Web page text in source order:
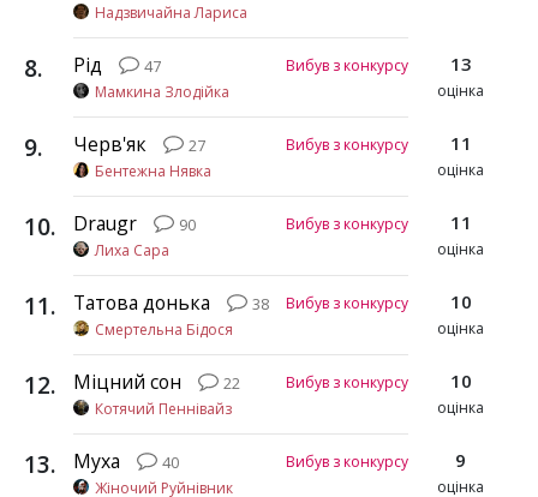
Надзвичайна Лариса
8. Рід 47
Вибув з конкурсу
Мамкина Злодійка
13
оцінка
9. Черв'як 27
Вибув з конкурсу
Бентежна Нявка
11
оцінка
10. Draugr 90
Вибув з конкурсу
Лиха Сара
11
оцінка
11. Татова донька 38
Вибув з конкурсу
Смертельна Бідося
10
оцінка
12. Міцний сон 22
Вибув з конкурсу
Котячий Пеннівайз
10
оцінка
13. Муха 40
Вибув з конкурсу
Жіночий Руйнівник
9
оцінка